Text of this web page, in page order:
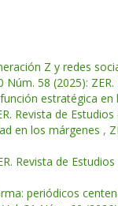
Z y redes
58 (2025):
estratégica
Revista de
en los márgenes ,
Revista de
periódicos